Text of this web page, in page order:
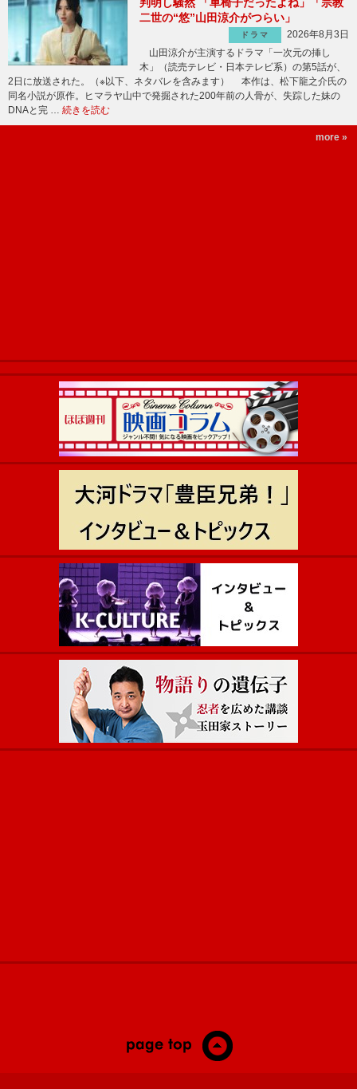
二世の“悠”山田涼介がつらい」
ドラマ
2026年8月3日
山田涼介が主演するドラマ「一次元の挿し
木」（読売テレビ・日本テレビ系）の第5話が、
2日に放送された。（※以下、ネタバレを含みます） 本作は、松下龍之介氏の
同名小説が原作。ヒマラヤ山中で発掘された200年前の人骨が、失踪した妹の
DNAと完 … 続きを読む
more »